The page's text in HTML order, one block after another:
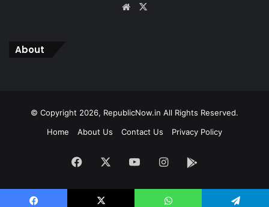
Website
About
© Copyright 2026, RepublicNow.in All Rights Reserved.
Home
About Us Contact Us Privacy Policy
Facebook YouTubeInstagram